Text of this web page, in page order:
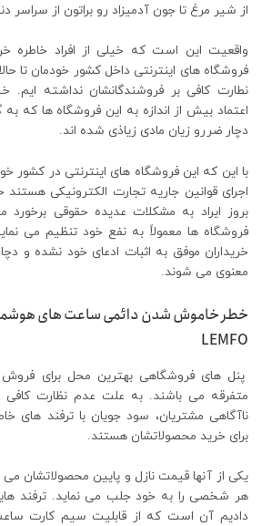
از شیر مرغ تا جون آدمیزاد رو براتون از سراسر
واقعیت این است که خیلی از افراد خاطره
فروشگاه های اینترنتی داخل کشور خودمان تا
نطارت کافی بر فروشندگانشان نداشته ایم.
اعتماد بیش از اندازه به این فروشگاه ها که
دچار ضررو زیان مادی زیاذی شده اند.
با این که این فروشگاه های اینترنتی در کشور
اجرای قوانین جاریه تجارت الکترونیکی هستند
بروز ایراد به مشکلات عدیده حقوقی برخورد
فروشگاه ها معمولاً به نفع خود تنظیم می
خریداران موفق به اثبات ادعای خود نشده و
معنوی می شوند.
خطر خاموش شدن دائمی ساعت های
LEMFO
پنل های فروشگاهی بهترین محل برای
متفرقه می باشند. به علت عدم نظارت کافی
ناآگاهی مشتریان، سود جویان با ترفند های
برای خرید محصولاتشان هستند.
یکی از آنها قیمت نازل و پایین محصولاتشان
هر شخصی را به خود جلب می نماید. ترفند